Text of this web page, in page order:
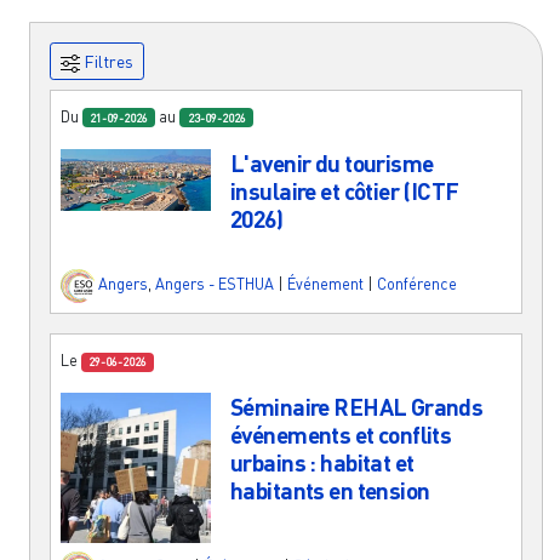
Filtres
Du 21-09-2026 au 23-09-2026
L'avenir du tourisme
insulaire et côtier (ICTF
2026)
Angers, Angers - ESTHUA Événement Conférence
Le 29-06-2026
Séminaire REHAL Grands
événements et conflits
urbains : habitat et
habitants en tension